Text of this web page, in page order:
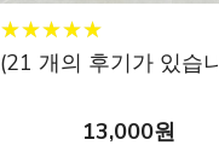
★★★★★
★★★★★
(21 개의 후기가 있습
13,000원